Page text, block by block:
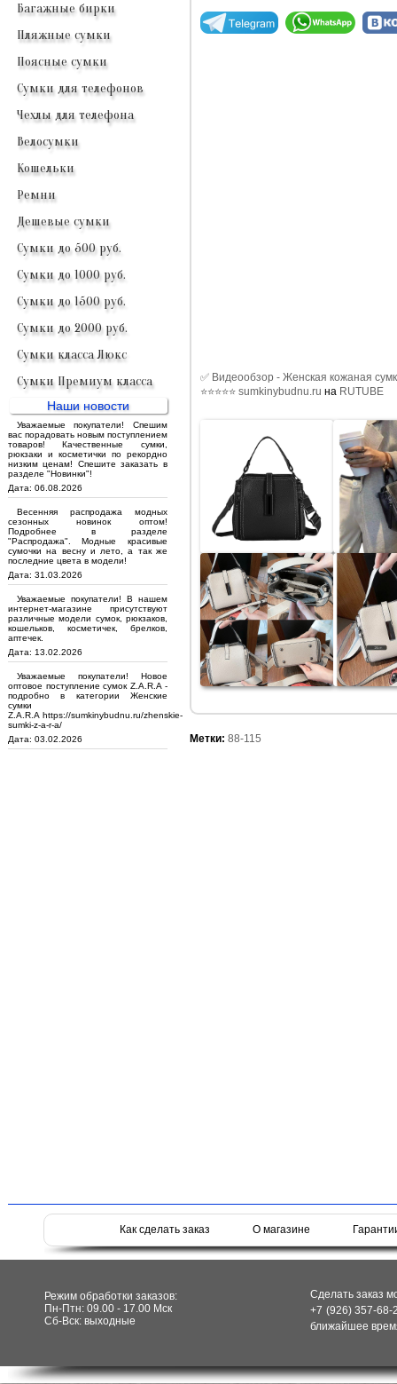
Багажные бирки
Пляжные сумки
Поясные сумки
Сумки для телефонов
Чехлы для телефона
Велосумки
Кошельки
Ремни
Дешевые сумки
Сумки до 500 руб.
Сумки до 1000 руб.
Сумки до 1500 руб.
Сумки до 2000 руб.
Сумки класса Люкс
Сумки Премиум класса
Наши новости
Уважаемые покупатели! Спешим
вас порадовать новым поступлением
товаров! Качественные сумки,
рюкзаки и косметички по рекордно
низким ценам! Спешите заказать в
разделе "Новинки"!
Дата: 06.08.2026
Весенняя распродажа модных
сезонных новинок оптом!
Подробнее в разделе
"Распродажа". Модные красивые
сумочки на весну и лето, а так же
последние цвета в модели!
Дата: 31.03.2026
Уважаемые покупатели! В нашем
интернет-магазине присутствуют
различные модели сумок, рюкзаков,
кошельков, косметичек, брелков,
аптечек.
Дата: 13.02.2026
Уважаемые покупатели! Новое
оптовое поступление сумок Z.A.R.A -
подробно в категории Женские
сумки
Z.A.R.A https://sumkinybudnu.ru/zhenskie-
sumki-z-a-r-a/
Дата: 03.02.2026
✅ Видеообзор - Женская кожаная
⭐⭐⭐⭐⭐ sumkinybudnu.ru на RUTUBE
Метки: 88-115
Как сделать заказ О магазине
Режим обработки заказов:
Пн-Птн: 09.00 - 17.00 Мск
Сб-Вск: выходные
Сделать заказ
+7 (926) 357-
ближайшее